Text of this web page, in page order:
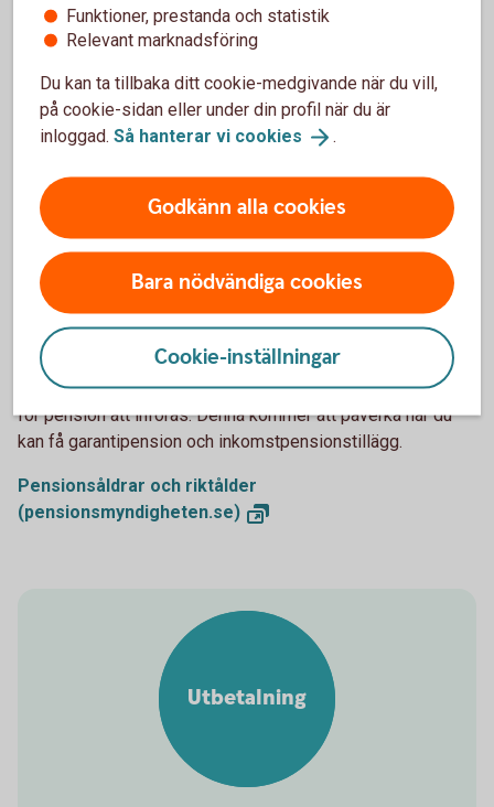
Vad händer med pensionen när du dör - om
efterlevandeskydd
(pensionsmyndigheten.se)
Garantipension och
inkomstpensionstillägg
Utöver allmän pension och PPM kan du ha rätt till
garantipension och inkomstpensionstillägg – just nu från
den månad du fyller 66 år. Från 2026 kommer en riktålder
för pension att införas. Denna kommer att påverka när du
kan få garantipension och inkomstpensionstillägg.
Pensionsåldrar och riktålder
(pensionsmyndigheten.se)
Utbetalning
Funktioner, prestanda och statistik
Relevant marknadsföring
Du kan ta tillbaka ditt cookie-medgivande när du vill,
på cookie-sidan eller under din profil när du är
inloggad. Så hanterar vi cookies .
Godkänn alla cookies
Bara nödvändiga cookies
Cookie-inställningar